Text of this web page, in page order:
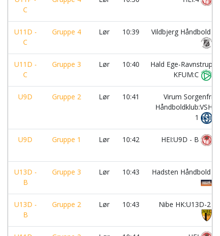
C
U11D -
C
Gruppe 4 Lør 10:39 Vildbjerg Håndbold
U11D -
C
Gruppe 3 Lør 10:40
Hald Ege-Ravnstrup
KFUM:C
U9D Gruppe 2 Lør 10:41
Virum Sorgenfri
Håndboldklub:VSH
1
U9D Gruppe 1 Lør 10:42 HEI:U9D - B
U13D -
B
Gruppe 3 Lør 10:43 Hadsten Håndbold
U13D -
B
Gruppe 2 Lør 10:43 Nibe HK:U13D-2